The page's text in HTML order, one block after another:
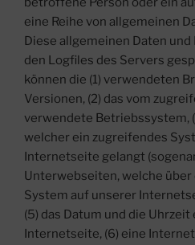
eine Reihe von allgemeinen
Diese allgemeinen Daten
den Logfiles des Servers
können die (1) verwendeten
Versionen, (2) das vom
verwendete Betriebssystem,
welcher ein zugreifendes
Internetseite gelangt
Unterwebseiten, welche
System auf unserer
(5) das Datum und die
Internetseite, (6) eine